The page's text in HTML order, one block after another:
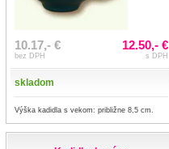
10.17,- €
bez DPH
12.50,- €
s DPH
skladom
Výška kadidla s vekom: približne 8,5 cm.